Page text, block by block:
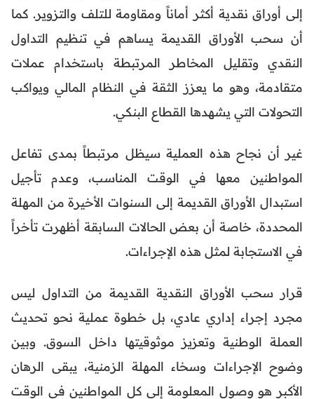
إلى أوراق نقدية أكثر أماناً ومقاومة للتلف والتزوير. كما
أن سحب الأوراق القديمة يساهم في تنظيم التداول
النقدي وتقليل المخاطر المرتبطة باستخدام عملات
متقادمة، وهو ما يعزز الثقة في النظام المالي ويواكب
التحولات التي يشهدها القطاع البنكي.
غير أن نجاح هذه العملية سيظل مرتبطاً بمدى تفاعل
المواطنين معها في الوقت المناسب، وعدم تأجيل
استبدال الأوراق القديمة إلى السنوات الأخيرة من المهلة
المحددة، خاصة أن بعض الحالات السابقة أظهرت تأخراً
في الاستجابة لمثل هذه الإجراءات.
قرار سحب الأوراق النقدية القديمة من التداول ليس
مجرد إجراء إداري عادي، بل خطوة عملية نحو تحديث
العملة الوطنية وتعزيز موثوقيتها داخل السوق. وبين
وضوح الإجراءات وسخاء المهلة الزمنية، يبقى الرهان
الأكبر هو وصول المعلومة إلى كل المواطنين في الوقت